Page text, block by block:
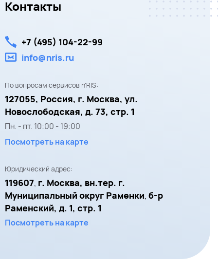
Контакты
+7 (495) 104-22-99
info@nris.ru
По вопросам сервисов n'RIS:
127055, Россия, г. Москва, ул.
Новослободская, д. 73, стр. 1
Пн. - пт. 10:00 - 19:00
Посмотреть на карте
Юридический адрес:
119607, г. Москва, вн.тер. г.
Муниципальный округ Раменки, б-р
Раменский, д. 1, стр. 1
Посмотреть на карте